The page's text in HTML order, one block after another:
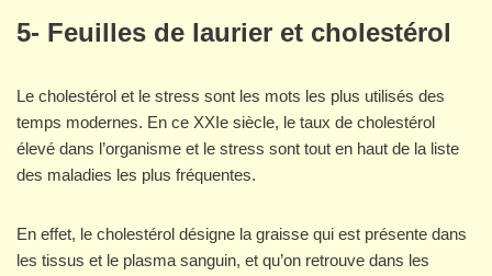
5- Feuilles de laurier et cholestérol
Le cholestérol et le stress sont les mots les plus utilisés des
temps modernes. En ce XXIe siècle, le taux de cholestérol
élevé dans l’organisme et le stress sont tout en haut de la liste
des maladies les plus fréquentes.
En effet, le cholestérol désigne la graisse qui est présente dans
les tissus et le plasma sanguin, et qu’on retrouve dans les